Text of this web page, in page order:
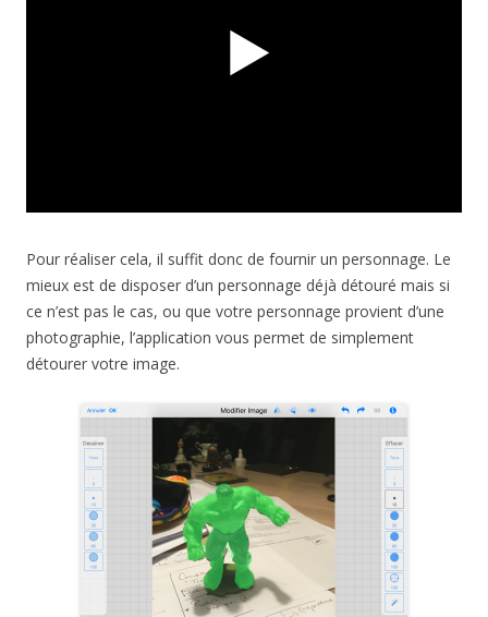
Pour réaliser cela, il suffit donc de fournir un personnage. Le
mieux est de disposer d’un personnage déjà détouré mais si
ce n’est pas le cas, ou que votre personnage provient d’une
photographie, l’application vous permet de simplement
détourer votre image.